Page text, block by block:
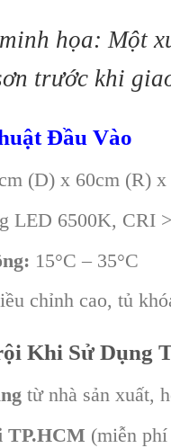
họa: Một
trước khi
Đầu Vào
(D) x 60cm (R)
LED 6500K, CRI
15°C – 35°C
chỉnh cao, tủ
Khi Sử Dụng
từ nhà sản xuất,
TP.HCM (miễn